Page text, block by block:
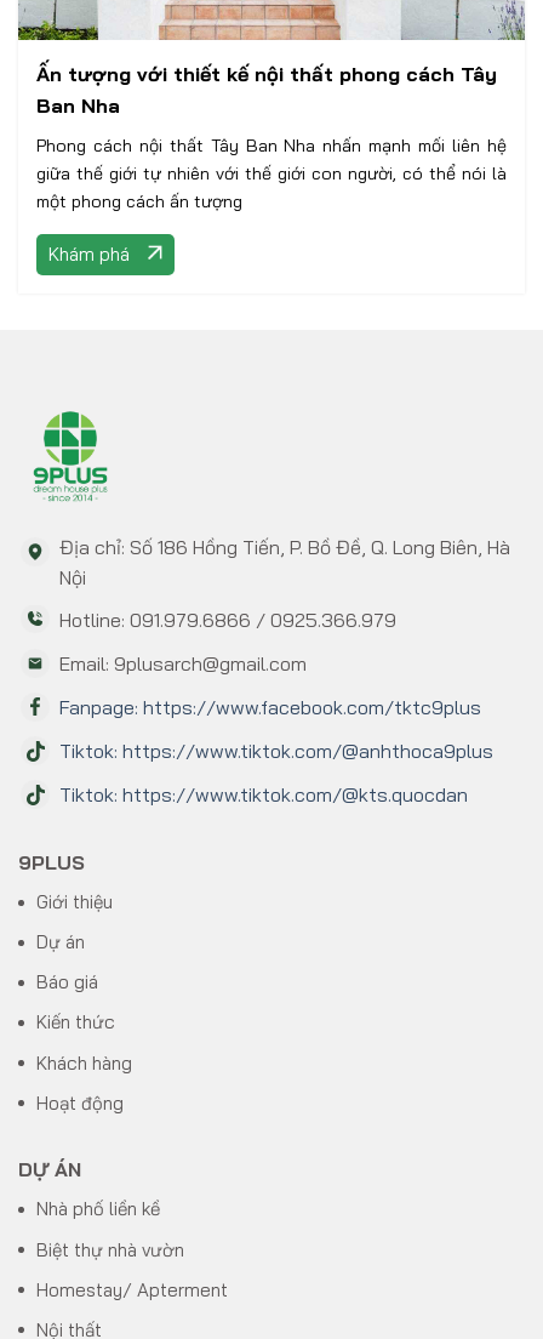
Ấn tượng với thiết kế nội thất phong cách Tây
Ban Nha
Phong cách nội thất Tây Ban Nha nhấn mạnh mối liên hệ
giữa thế giới tự nhiên với thế giới con người, có thể nói là
một phong cách ấn tượng
Khám phá
Địa chỉ: Số 186 Hồng Tiến, P. Bồ Đề, Q. Long Biên, Hà
Nội
Hotline: 091.979.6866 / 0925.366.979
Email: 9plusarch@gmail.com
Fanpage: https://www.facebook.com/tktc9plus
Tiktok: https://www.tiktok.com/@anhthoca9plus
Tiktok: https://www.tiktok.com/@kts.quocdan
9PLUS
Giới thiệu
Dự án
Báo giá
Kiến thức
Khách hàng
Hoạt động
DỰ ÁN
Nhà phố liền kề
Biệt thự nhà vườn
Homestay/ Apterment
Nội thất